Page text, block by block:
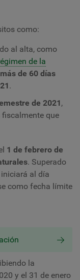
como:
al alta, como
de la
más de 60 días
.
de 2021 ,
que
1 de febrero de
. Superado
al día
como fecha límite
la
y el 31 de enero